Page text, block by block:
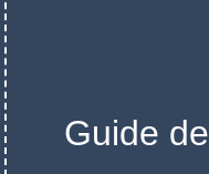
Guide